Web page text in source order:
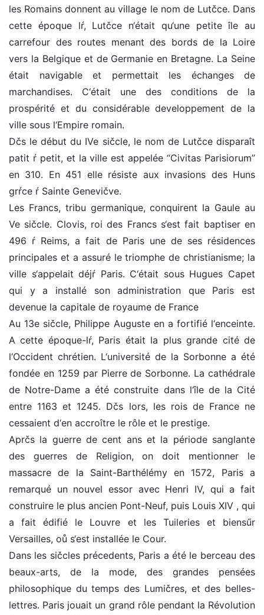
les Romains donnent au village le nom de Lutčce. Dans
cette époque lŕ, Lutčce n‘était qu‘une petite île au
carrefour des routes menant des bords de la Loire
vers la Belgique et de Germanie en Bretagne. La Seine
était navigable et permettait les échanges de
marchandises. C‘était une des conditions de la
prospérité et du considérable developpement de la
ville sous l‘Empire romain.
Dčs le début du IVe sičcle, le nom de Lutčce disparaît
patit ŕ petit, et la ville est appelée “Civitas Parisiorum”
en 310. En 451 elle résiste aux invasions des Huns
grŕce ŕ Sainte Genevičve.
Les Francs, tribu germanique, conquirent la Gaule au
Ve sičcle. Clovis, roi des Francs s‘est fait baptiser en
496 ŕ Reims, a fait de Paris une de ses résidences
principales et a assuré le triomphe de christianisme; la
ville s‘appelait déjŕ Paris. C‘était sous Hugues Capet
qui y a installé son administration que Paris est
devenue la capitale de royaume de France
Au 13e sičcle, Philippe Auguste en a fortifié l‘enceinte.
A cette époque-lŕ, Paris était la plus grande cité de
l‘Occident chrétien. L‘université de la Sorbonne a été
fondée en 1259 par Pierre de Sorbonne. La cathédrale
de Notre-Dame a été construite dans l‘île de la Cité
entre 1163 et 1245. Dčs lors, les rois de France ne
cessaient d‘en accroître le rôle et le prestige.
Aprčs la guerre de cent ans et la période sanglante
des guerres de Religion, on doit mentionner le
massacre de la Saint-Barthélémy en 1572, Paris a
remarqué un nouvel essor avec Henri IV, qui a fait
construire le plus ancien Pont-Neuf, puis Louis XIV , qui
a fait édifié le Louvre et les Tuileries et biensűr
Versailles, oů s‘est installée le Cour.
Dans les sičcles précedents, Paris a été le berceau des
beaux-arts, de la mode, des grandes pensées
philosophique du temps des Lumičres, et des belles-
lettres. Paris jouait un grand rôle pendant la Révolution